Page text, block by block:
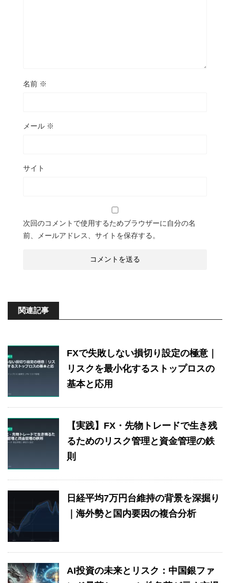
名前 ※
メール ※
サイト
次回のコメントで使用するためブラウザーに自分の名
前、メールアドレス、サイトを保存する。
関連記事
FXで失敗しない損切り設定の極意｜
リスクを最小化するストップロスの
基本と応用
【実践】FX・先物トレードで生き残
るためのリスク管理と資金管理の鉄
則
日経平均7万円台維持の背景を深掘り
｜海外勢と国内要因の複合分析
AI投資の未来とリスク：中国銀ファ